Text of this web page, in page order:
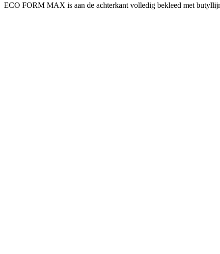
ECO FORM MAX is aan de achterkant volledig bekleed met